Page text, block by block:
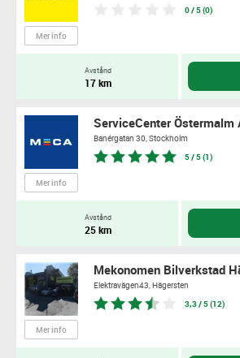
Mer info
0 / 5 (0)
Avstånd
17 km
Mer info
ServiceCenter Östermalm
Banérgatan 30,Stockholm
5 / 5 (1)
Avstånd
25 km
Mer info
Mekonomen Bilverkstad
Elektravägen43,Hägersten
3,3 / 5 (12)